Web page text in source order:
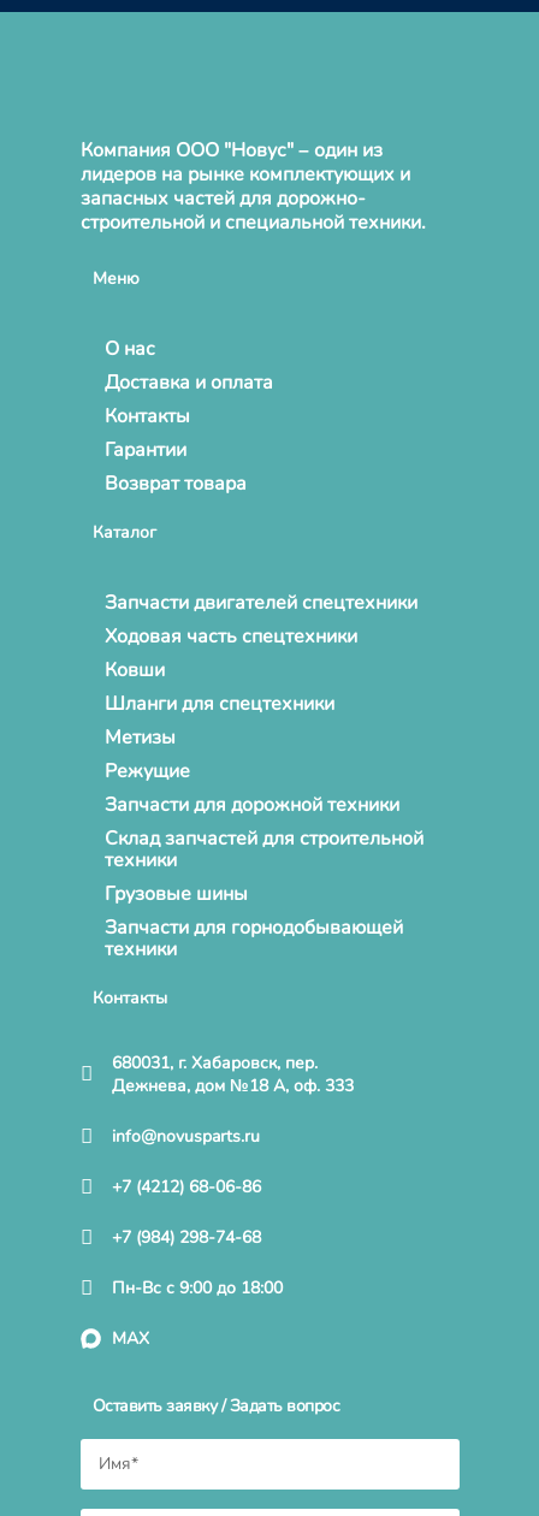
Компания ООО "Новус" – один из
лидеров на рынке комплектующих и
запасных частей для дорожно-
строительной и специальной техники.
Меню
О нас
Доставка и оплата
Контакты
Гарантии
Возврат товара
Каталог
Запчасти двигателей спецтехники
Ходовая часть спецтехники
Ковши
Шланги для спецтехники
Метизы
Режущие
Запчасти для дорожной техники
Склад запчастей для строительной
техники
Грузовые шины
Запчасти для горнодобывающей
техники
Контакты
680031, г. Хабаровск, пер.
Дежнева, дом №18 А, оф. 333
info@novusparts.ru
+7 (4212) 68-06-86
+7 (984) 298-74-68
Пн-Вс с 9:00 до 18:00
MAX
Оставить заявку / Задать вопрос